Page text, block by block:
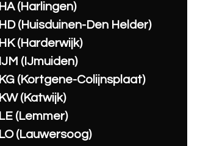
HA (Harlingen)
HD (Huisduinen-Den Helder)
HK (Harderwijk)
IJM (IJmuiden)
KG (Kortgene-Colijnsplaat)
KW (Katwijk)
LE (Lemmer)
LO (Lauwersoog)